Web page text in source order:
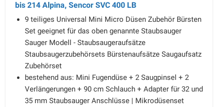
bis 214 Alpina, Sencor SVC 400 LB
9 teiliges Universal Mini Micro Düsen Zubehör Bürsten
Set geeignet für das oben genannte Staubsauger
Sauger Modell - Staubsaugeraufsätze
Staubsaugerzubehörsets Bürstenaufsätze Saugaufsatz
Zubehörset
bestehend aus: Mini Fugendüse + 2 Saugpinsel + 2
Verlängerungen + 90 cm Schlauch + Adapter für 32 und
35 mm Staubsauger Anschlüsse | Mikrodüsenset